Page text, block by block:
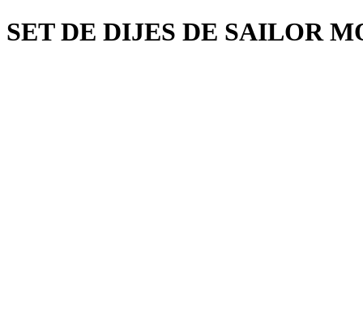
SET DE DIJES DE SAILOR